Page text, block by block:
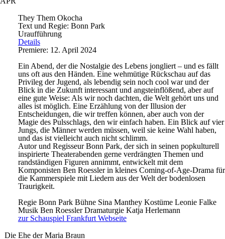
They Them Okocha
Text und Regie: Bonn Park
Uraufführung
Details
Premiere: 12. April 2024
Ein Abend, der die Nostalgie des Lebens jongliert – und es fällt
uns oft aus den Händen. Eine wehmütige Rückschau auf das
Privileg der Jugend, als lebendig sein noch cool war und der
Blick in die Zukunft interessant und angsteinflößend, aber auf
eine gute Weise: Als wir noch dachten, die Welt gehört uns und
alles ist möglich. Eine Erzählung von der Illusion der
Entscheidungen, die wir treffen können, aber auch von der
Magie des Pulsschlags, den wir einfach haben. Ein Blick auf vier
Jungs, die Männer werden müssen, weil sie keine Wahl haben,
und das ist vielleicht auch nicht schlimm.
Autor und Regisseur Bonn Park, der sich in seinen popkulturell
inspirierte Theaterabenden gerne verdrängten Themen und
randständigen Figuren annimmt, entwickelt mit dem
Komponisten Ben Roessler in kleines Coming-of-Age-Drama für
die Kammerspiele mit Liedern aus der Welt der bodenlosen
Traurigkeit.
RegieBonn Park Bühne Sina Manthey KostümeLeonie Falke
Musik Ben RoesslerDramaturgieKatja Herlemann
zur Schauspiel Frankfurt Webseite
Die Ehe der Maria Braun